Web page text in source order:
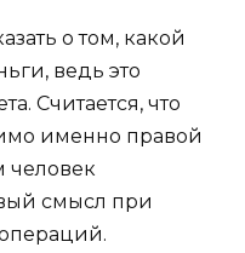
о том, какой
ведь это
Считается, что
именно правой
человек
смысл при